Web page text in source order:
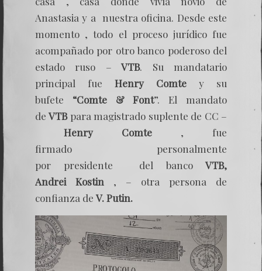
Anastasia y a nuestra oficina. Desde este
momento , todo el proceso jurídico fue
acompañado por otro banco poderoso del
estado ruso – VTB. Su mandatario
principal fue Henry Comte y su
bufete “Comte & Font”. El mandato
de VTBpara magistrado suplente de CC –
Henry Comte , fue
firmado personalmente
por presidente del bancoVTB,
Andrei Kostin , – otra persona de
confianza de V. Putin.